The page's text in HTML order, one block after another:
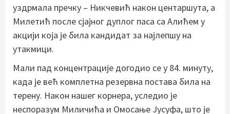
уздрмала пречку – Никчевић након центаршута, а
Милетић после сјајног дуплог паса са Алићем у
акцији која је била кандидат за најлепшу на
утакмици.
Мали пад концентрације догодио се у 84. минуту,
када је већ комплетна резервна постава била на
терену. Након нашег корнера, уследио је
неспоразум Миличића и Омосање Јусуфа, што је